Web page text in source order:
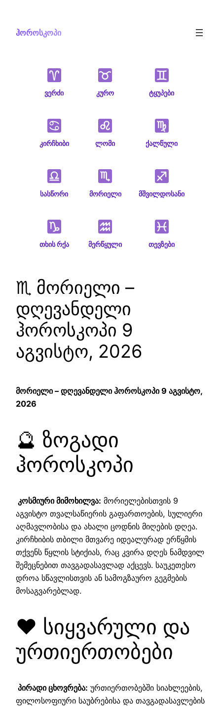
content
ჰოროსკოპი
ვერძი კურო ტყუპები
კირჩხიბი ლომი ქალწული
სასწორი მორიელი მშვილდოსანი
თხის რქა მერწყული თევზები
♏ მორიელი –
დღევანდელი
ჰოროსკოპი 9
აგვისტო, 2026
მორიელი – დღევანდელი ჰოროსკოპი 9 აგვისტო,
2026
🔮 ზოგადი
ჰოროსკოპი
კოსმიური მიმოხილვა: მორიელებისთვის 9
აგვისტო თვალსაწიერის გაფართოების, სულიერი
აღმავლობისა და ახალი ცოდნის მიღების დღეა.
კირჩხიბის თბილი მთვარე იდეალურად ერწყმის
თქვენს წყლის სტიქიას, რაც კვირა დღეს ნამდვილ
შემეცნებით თავგადასავლად აქცევს. საუკეთესო
დროა სწავლისთვის ან სამოგზაურო გეგმების
მოსაგვარებლად.
❤️ სიყვარული და
ურთიერთობები
პირადი ცხოვრება: ურთიერთობებში სიახლეების,
ფილოსოფიური საუბრებისა და თავგადასავლების